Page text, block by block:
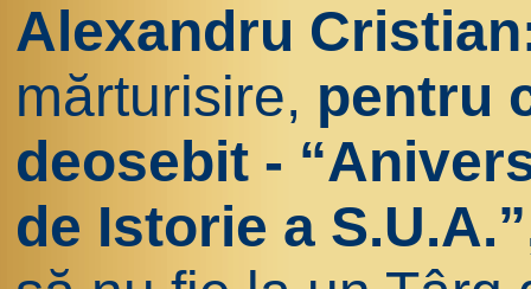
Alexandru
mărturisire, pentru
deosebit -
de Istorie a